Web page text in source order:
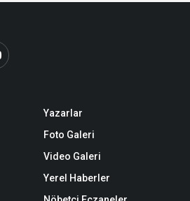
Yazarlar
Foto Galeri
Video Galeri
Yerel Haberler